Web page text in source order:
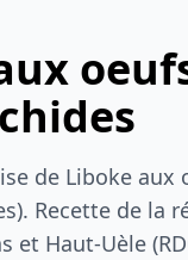
de Liboke aux
Recette de la
et Haut-Uèle